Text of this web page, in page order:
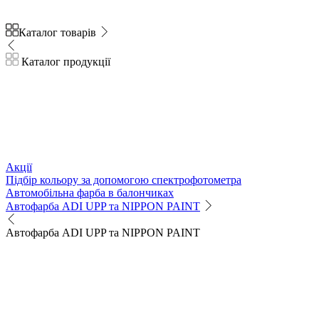
Каталог товарів
Каталог продукції
Акції
Підбір кольору за допомогою спектрофотометра
Автомобільна фарба в балончиках
Автофарба ADI UPP та NIPPON PAINT
Автофарба ADI UPP та NIPPON PAINT